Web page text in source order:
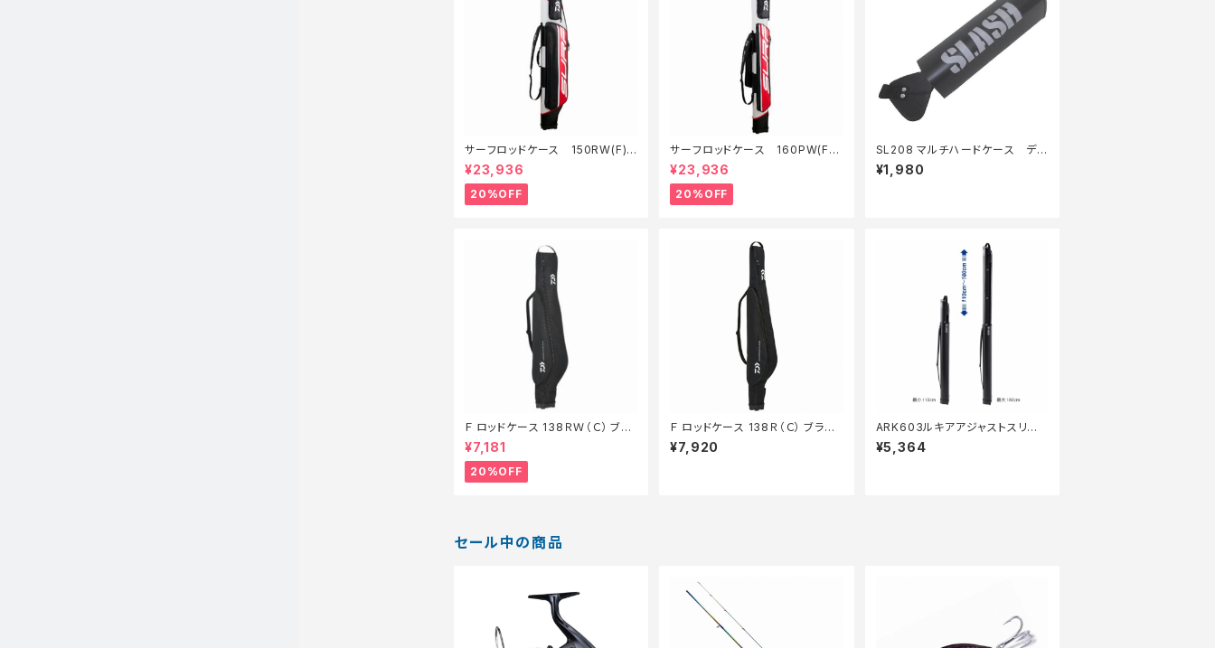
サーフロッドケース 150RW(F)
【特価装備】【20】
¥23,936
20%OFF
サーフロッドケース 160PW(F)
【特価装備】【20】
¥23,936
20%OFF
SL208 マルチハードケース デル
タ25
¥1,980
Ｆ ロッドケース 138ＲＷ（Ｃ） ブラ
ック【特価装備】【20】
¥7,181
20%OFF
Ｆ ロッドケース 138Ｒ（Ｃ） ブラッ
ク
¥7,920
ARK603ルキアアジャストスリム
ロッドケース110から180cm
¥5,364
セール中の商品